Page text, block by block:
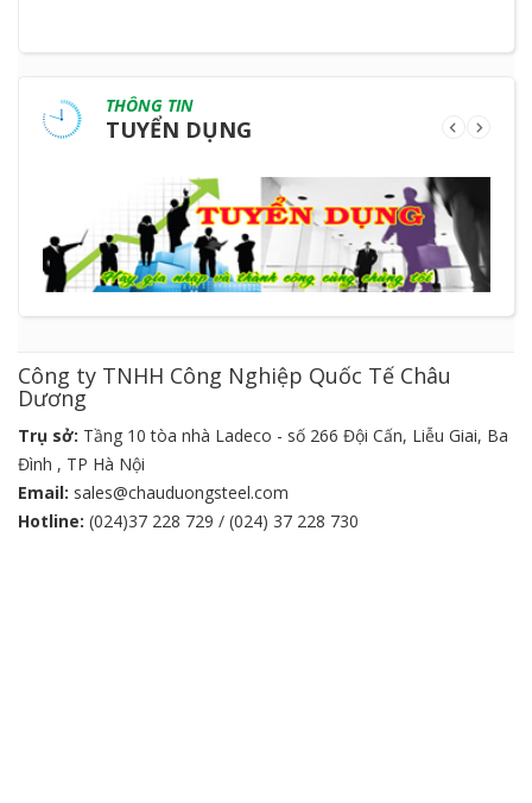
THÔNG TIN
TUYỂN DỤNG
Công ty TNHH Công Nghiệp Quốc Tế Châu
Dương
Trụ sở: Tầng 10 tòa nhà Ladeco - số 266 Đội Cấn, Liễu Giai, Ba
Đình , TP Hà Nội
Email: sales@chauduongsteel.com
Hotline: (024)37 228 729 / (024) 37 228 730